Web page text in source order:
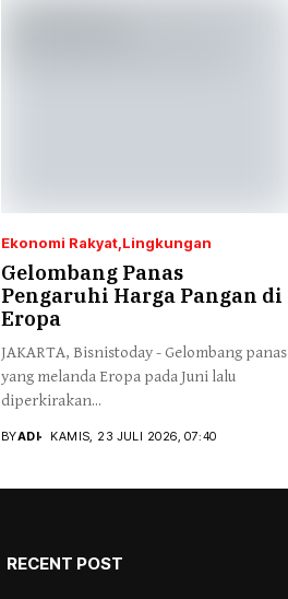
Ekonomi Rakyat Lingkungan
Gelombang Panas
Pengaruhi Harga Pangan di
Eropa
JAKARTA, Bisnistoday - Gelombang panas
yang melanda Eropa pada Juni lalu
diperkirakan...
BYADI KAMIS, 23 JULI 2026, 07:40
RECENT POST